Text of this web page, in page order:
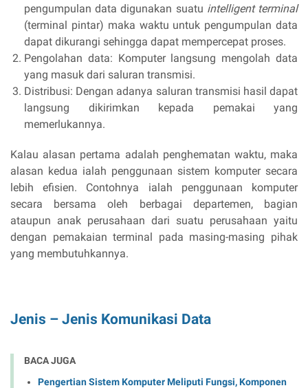
pengumpulan data digunakan suatu intelligent terminal
(terminal pintar) maka waktu untuk pengumpulan data
dapat dikurangi sehingga dapat mempercepat proses.
Pengolahan data: Komputer langsung mengolah data
yang masuk dari saluran transmisi.
Distribusi: Dengan adanya saluran transmisi hasil dapat
langsung dikirimkan kepada pemakai yang
memerlukannya.
Kalau alasan pertama adalah penghematan waktu, maka
alasan kedua ialah penggunaan sistem komputer secara
lebih efisien. Contohnya ialah penggunaan komputer
secara bersama oleh berbagai departemen, bagian
ataupun anak perusahaan dari suatu perusahaan yaitu
dengan pemakaian terminal pada masing-masing pihak
yang membutuhkannya.
Jenis – Jenis Komunikasi Data
BACA JUGA
Pengertian Sistem Komputer Meliputi Fungsi, Komponen